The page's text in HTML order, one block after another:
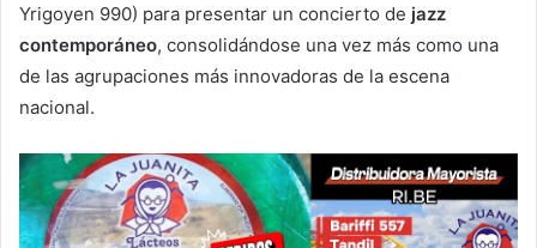
Yrigoyen 990) para presentar un concierto de jazz
contemporáneo, consolidándose una vez más como una
de las agrupaciones más innovadoras de la escena
nacional.